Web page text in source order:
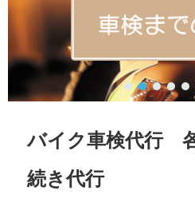
バイク車検代行
続き代行